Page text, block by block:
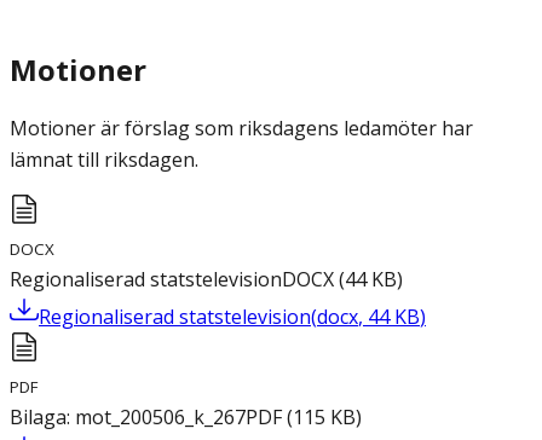
Motioner
Motioner är förslag som riksdagens ledamöter har
lämnat till riksdagen.
DOCX
Regionaliserad statstelevisionDOCX(44 KB)
Regionaliserad statstelevision(docx, 44 KB)
PDF
Bilaga: mot_200506_k_267PDF(115 KB)